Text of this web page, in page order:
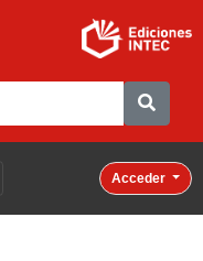
Acceder